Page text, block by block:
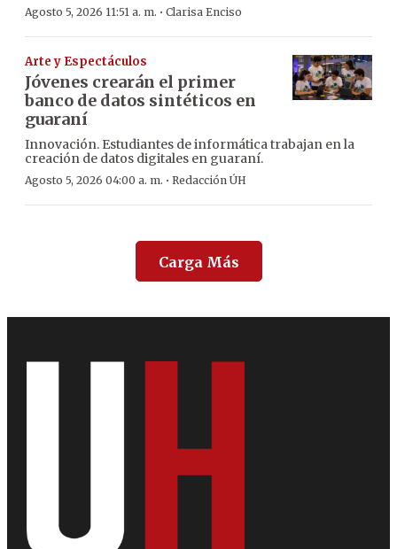
Agosto 5, 2026 11:51 a. m. · Clarisa Enciso
Arte y Espectáculos
Jóvenes crearán el primer
banco de datos sintéticos en
guaraní
Innovación. Estudiantes de informática trabajan en la
creación de datos digitales en guaraní.
Agosto 5, 2026 04:00 a. m. · Redacción ÚH
Carga Más